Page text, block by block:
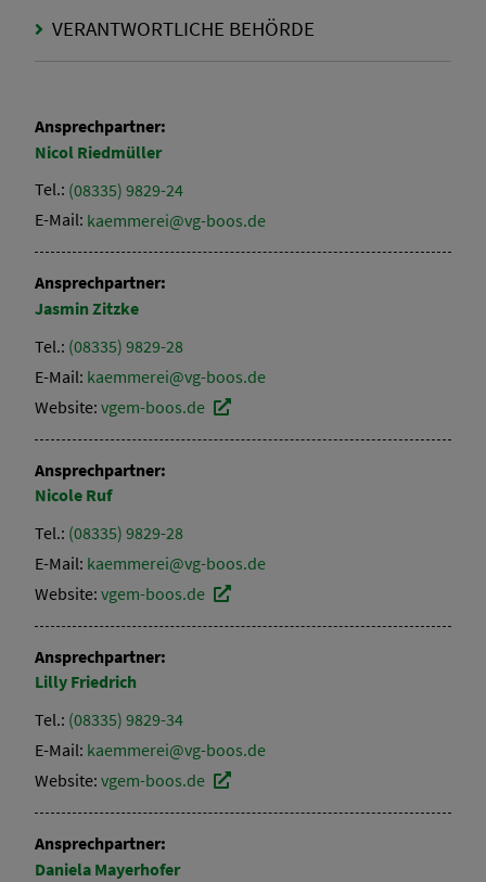
VERANTWORTLICHE BEHÖRDE
Ansprechpartner:
Nicol Riedmüller
Tel.: (08335) 9829-24
E-Mail: kaemmerei@vg-boos.de
Ansprechpartner:
Jasmin Zitzke
Tel.: (08335) 9829-28
E-Mail: kaemmerei@vg-boos.de
Website: vgem-boos.de
Ansprechpartner:
Nicole Ruf
Tel.: (08335) 9829-28
E-Mail: kaemmerei@vg-boos.de
Website: vgem-boos.de
Ansprechpartner:
Lilly Friedrich
Tel.: (08335) 9829-34
E-Mail: kaemmerei@vg-boos.de
Website: vgem-boos.de
Ansprechpartner:
Daniela Mayerhofer